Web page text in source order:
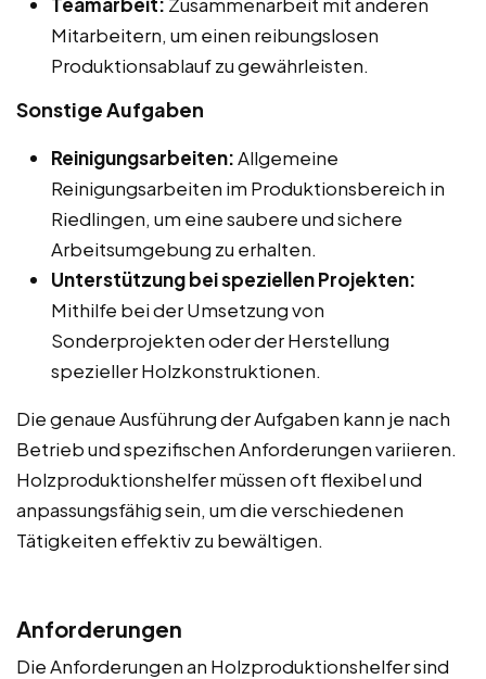
Mitarbeitern, um einen reibungslosen
Produktionsablauf zu gewährleisten.
Sonstige Aufgaben
Reinigungsarbeiten:Allgemeine
Reinigungsarbeiten im Produktionsbereich in
Riedlingen, um eine saubere und sichere
Arbeitsumgebung zu erhalten.
Unterstützung bei speziellen Projekten:
Mithilfe bei der Umsetzung von
Sonderprojekten oder der Herstellung
spezieller Holzkonstruktionen.
Die genaue Ausführung der Aufgaben kann je nach
Betrieb und spezifischen Anforderungen variieren.
Holzproduktionshelfer müssen oft flexibel und
anpassungsfähig sein, um die verschiedenen
Tätigkeiten effektiv zu bewältigen.
Anforderungen
Die Anforderungen an Holzproduktionshelfer sind